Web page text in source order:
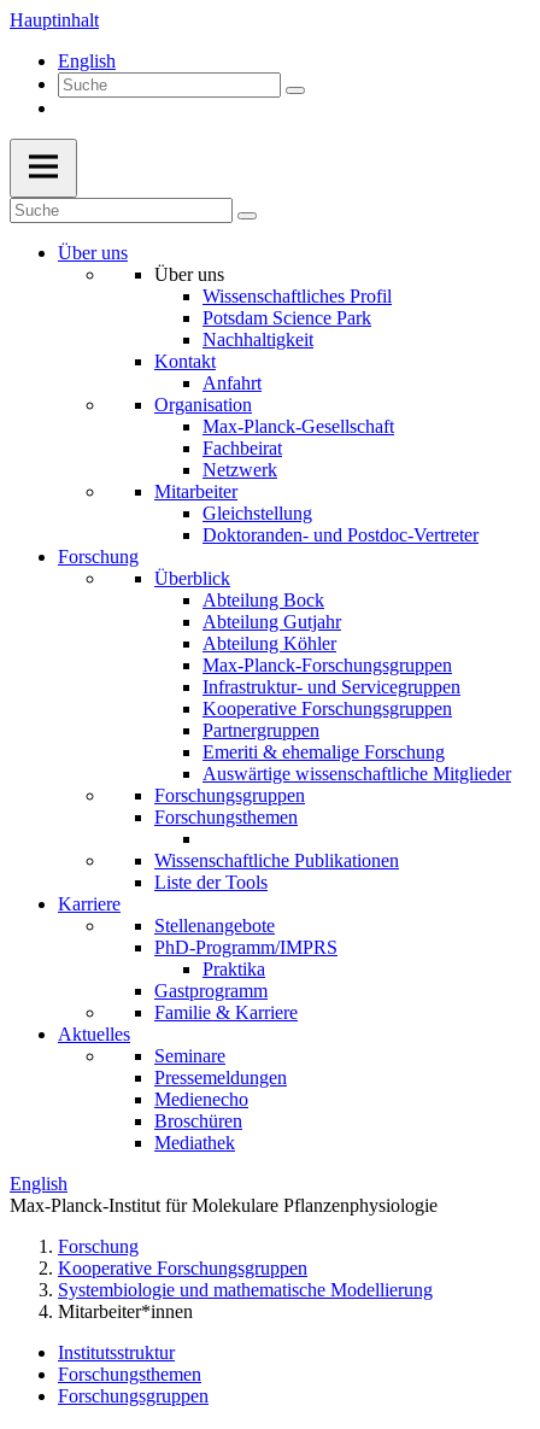
Hauptinhalt
English
Über uns
Über uns
Wissenschaftliches Profil
Potsdam Science Park
Nachhaltigkeit
Kontakt
Anfahrt
Organisation
Max-Planck-Gesellschaft
Fachbeirat
Netzwerk
Mitarbeiter
Gleichstellung
Doktoranden- und Postdoc-Vertreter
Forschung
Überblick
Abteilung Bock
Abteilung Gutjahr
Abteilung Köhler
Max-Planck-Forschungsgruppen
Infrastruktur- und Servicegruppen
Kooperative Forschungsgruppen
Partnergruppen
Emeriti & ehemalige Forschung
Auswärtige wissenschaftliche Mitglieder
Forschungsgruppen
Forschungsthemen
Wissenschaftliche Publikationen
Liste der Tools
Karriere
Stellenangebote
PhD-Programm/IMPRS
Praktika
Gastprogramm
Familie & Karriere
Aktuelles
Seminare
Pressemeldungen
Medienecho
Broschüren
Mediathek
English
Max-Planck-Institut für Molekulare Pflanzenphysiologie
Forschung
Kooperative Forschungsgruppen
Systembiologie und mathematische Modellierung
Mitarbeiter*innen
Institutsstruktur
Forschungsthemen
Forschungsgruppen